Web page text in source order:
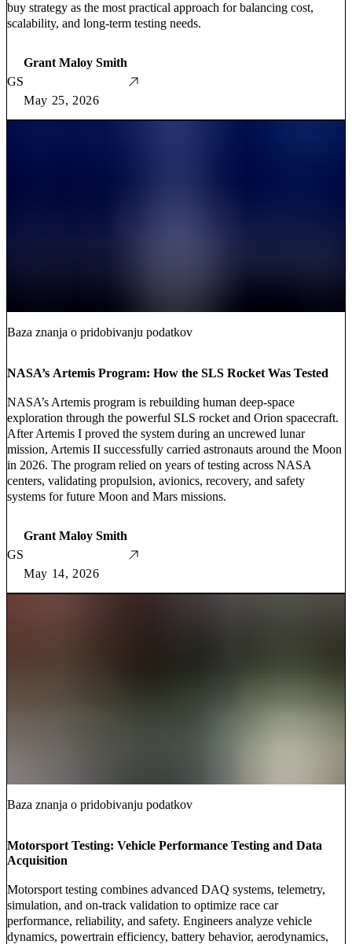
buy strategy as the most practical approach for balancing cost,
scalability, and long-term testing needs.
GS
Grant Maloy Smith
May 25, 2026
Baza znanja o pridobivanju podatkov
NASA’s Artemis Program: How the SLS Rocket Was Tested
NASA’s Artemis program is rebuilding human deep-space
exploration through the powerful SLS rocket and Orion spacecraft.
After Artemis I proved the system during an uncrewed lunar
mission, Artemis II successfully carried astronauts around the Moon
in 2026. The program relied on years of testing across NASA
centers, validating propulsion, avionics, recovery, and safety
systems for future Moon and Mars missions.
GS
Grant Maloy Smith
May 14, 2026
Baza znanja o pridobivanju podatkov
Motorsport Testing: Vehicle Performance Testing and Data
Acquisition
Motorsport testing combines advanced DAQ systems, telemetry,
simulation, and on-track validation to optimize race car
performance, reliability, and safety. Engineers analyze vehicle
dynamics, powertrain efficiency, battery behavior, aerodynamics,